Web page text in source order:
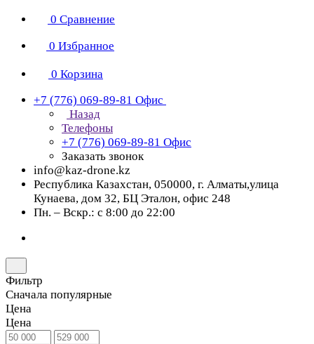
0 Сравнение
0 Избранное
0 Корзина
+7 (776) 069-89-81 Офис
Назад
Телефоны
+7 (776) 069-89-81 Офис
Заказать звонок
info@kaz-drone.kz
Республика Казахстан, 050000, г. Алматы,улица
Кунаева, дом 32, БЦ Эталон, офис 248
Пн. – Вскр.: с 8:00 до 22:00
Фильтр
Сначала популярные
Цена
Цена